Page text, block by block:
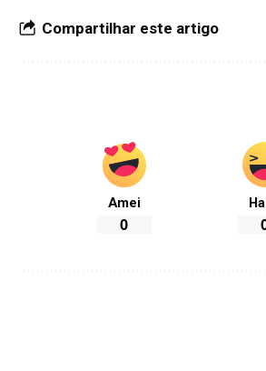
Compartilhar este artigo
Amei
0